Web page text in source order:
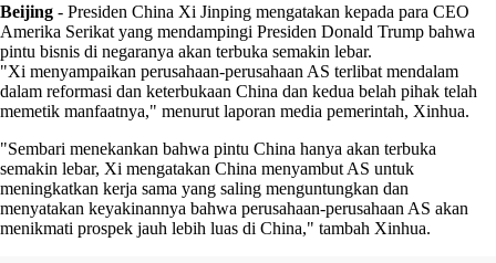
Beijing - Presiden China Xi Jinping mengatakan kepada para CEO
Amerika Serikat yang mendampingi Presiden Donald Trump bahwa
pintu bisnis di negaranya akan terbuka semakin lebar.
"Xi menyampaikan perusahaan-perusahaan AS terlibat mendalam
dalam reformasi dan keterbukaan China dan kedua belah pihak telah
memetik manfaatnya," menurut laporan media pemerintah, Xinhua.
"Sembari menekankan bahwa pintu China hanya akan terbuka
semakin lebar, Xi mengatakan China menyambut AS untuk
meningkatkan kerja sama yang saling menguntungkan dan
menyatakan keyakinannya bahwa perusahaan-perusahaan AS akan
menikmati prospek jauh lebih luas di China," tambah Xinhua.